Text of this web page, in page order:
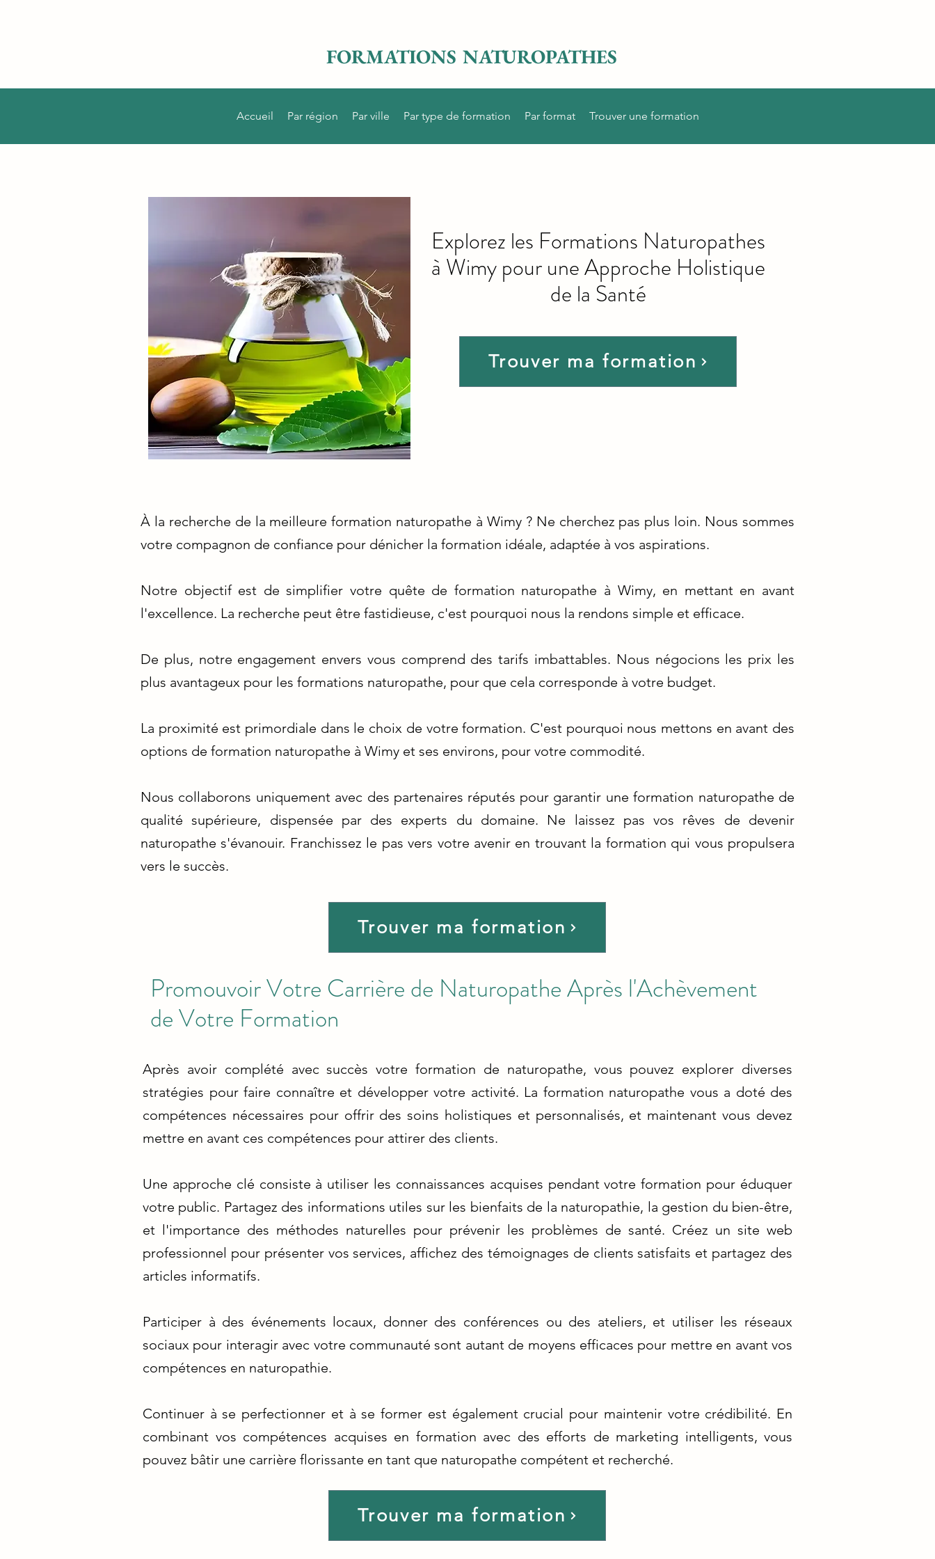
FORMATIONS NATUROPATHES
Accueil Par région Par ville Par type de formation Par format Trouver une formation
Trouver ma formation
Explorez les Formations Naturopathes
à Wimy pour une Approche Holistique
de la Santé
À la recherche de la meilleure formation naturopathe à Wimy ? Ne cherchez pas plus loin. Nous sommes
votre compagnon de confiance pour dénicher la formation idéale, adaptée à vos aspirations.
Notre objectif est de simplifier votre quête de formation naturopathe à Wimy, en mettant en avant
l'excellence. La recherche peut être fastidieuse, c'est pourquoi nous la rendons simple et efficace.
De plus, notre engagement envers vous comprend des tarifs imbattables. Nous négocions les prix les
plus avantageux pour les formations naturopathe, pour que cela corresponde à votre budget.
La proximité est primordiale dans le choix de votre formation. C'est pourquoi nous mettons en avant des
options de formation naturopathe à Wimy et ses environs, pour votre commodité.
Nous collaborons uniquement avec des partenaires réputés pour garantir une formation naturopathe de
qualité supérieure, dispensée par des experts du domaine. Ne laissez pas vos rêves de devenir
naturopathe s'évanouir. Franchissez le pas vers votre avenir en trouvant la formation qui vous propulsera
vers le succès.
Trouver ma formation
Promouvoir Votre Carrière de Naturopathe Après l'Achèvement
de Votre Formation
Après avoir complété avec succès votre formation de naturopathe, vous pouvez explorer diverses
stratégies pour faire connaître et développer votre activité. La formation naturopathe vous a doté des
compétences nécessaires pour offrir des soins holistiques et personnalisés, et maintenant vous devez
mettre en avant ces compétences pour attirer des clients.
Une approche clé consiste à utiliser les connaissances acquises pendant votre formation pour éduquer
votre public. Partagez des informations utiles sur les bienfaits de la naturopathie, la gestion du bien-être,
et l'importance des méthodes naturelles pour prévenir les problèmes de santé. Créez un site web
professionnel pour présenter vos services, affichez des témoignages de clients satisfaits et partagez des
articles informatifs.
Participer à des événements locaux, donner des conférences ou des ateliers, et utiliser les réseaux
sociaux pour interagir avec votre communauté sont autant de moyens efficaces pour mettre en avant vos
compétences en naturopathie.
Continuer à se perfectionner et à se former est également crucial pour maintenir votre crédibilité. En
combinant vos compétences acquises en formation avec des efforts de marketing intelligents, vous
pouvez bâtir une carrière florissante en tant que naturopathe compétent et recherché.
Trouver ma formation